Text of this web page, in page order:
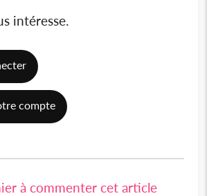
intéresse.
compte
à commenter cet article